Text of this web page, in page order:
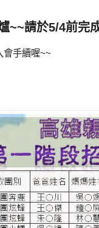
~~請於5/4前完
會手續喔~~